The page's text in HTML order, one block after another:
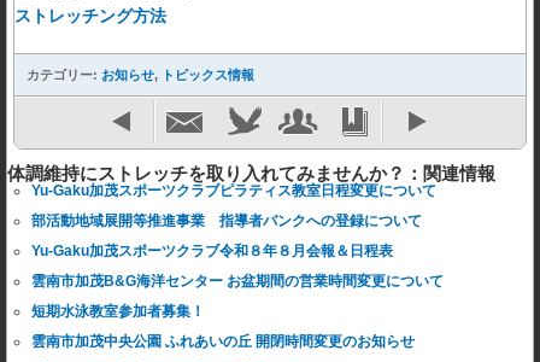
ストレッチング方法
カテゴリー: お知らせ, トピックス情報
体調維持にストレッチを取り入れてみませんか？：関連情報
Yu-Gaku加茂スポーツクラブピラティス教室日程変更について
部活動地域展開等推進事業 指導者バンクへの登録について
Yu-Gaku加茂スポーツクラブ令和８年８月会報＆日程表
雲南市加茂B&G海洋センター お盆期間の営業時間変更について
短期水泳教室参加者募集！
雲南市加茂中央公園 ふれあいの丘 開閉時間変更のお知らせ